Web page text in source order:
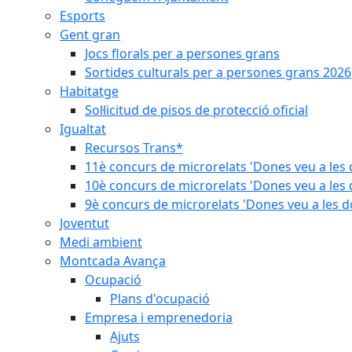
Esports
Gent gran
Jocs florals per a persones grans
Sortides culturals per a persones grans 2026
Habitatge
Sol·licitud de pisos de protecció oficial
Igualtat
Recursos Trans*
11è concurs de microrelats 'Dones veu a les
10è concurs de microrelats 'Dones veu a les
9è concurs de microrelats 'Dones veu a les
Joventut
Medi ambient
Montcada Avança
Ocupació
Plans d'ocupació
Empresa i emprenedoria
Ajuts